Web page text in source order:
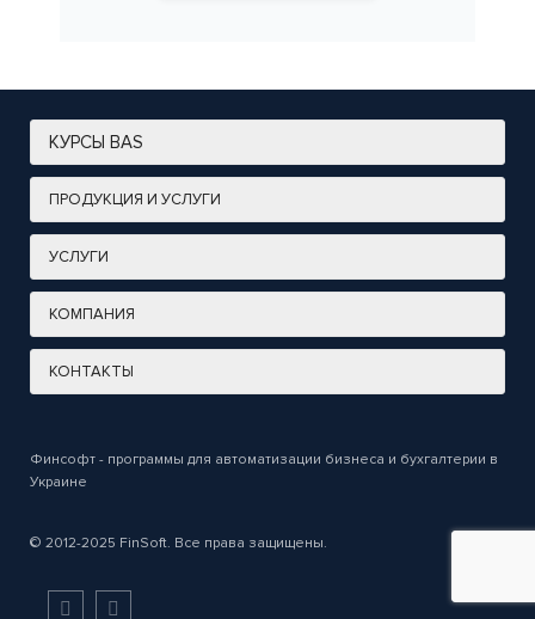
Финсофт - программы для автоматизации бизнеса и бухгалтерии в
Украине
© 2012-2025 FinSoft. Все права защищены.
КУРСЫ BAS
ПРОДУКЦИЯ И УСЛУГИ
УСЛУГИ
КОМПАНИЯ
КОНТАКТЫ